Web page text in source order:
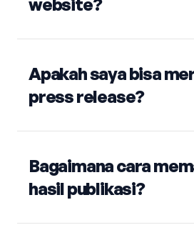
website?
Apakah saya bisa
press release?
Bagaimana cara
hasil publikasi?